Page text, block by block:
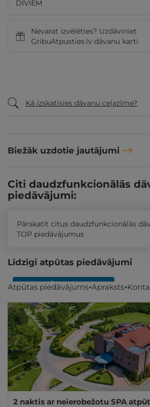
DIVIEM
Nevarat izvēlēties? Uzdāviniet
GribuAtpusties.lv dāvanu karti
Kā izskatīsies dāvanu ceļazīme?
Biežāk uzdotie jautājumi
Atpūtas piedāvājums Apraksts
Citi daudzfunkcionālās
piedāvājumi:
Pārskatīt citus daudzfunkcionālās
TOP piedāvājumus
Līdzīgi atpūtas piedāvājumi
REZERVĀCIJAinternetā
2 naktis ar neierobežotu SPA